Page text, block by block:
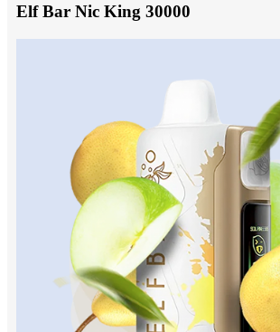
Elf Bar Nic King 30000